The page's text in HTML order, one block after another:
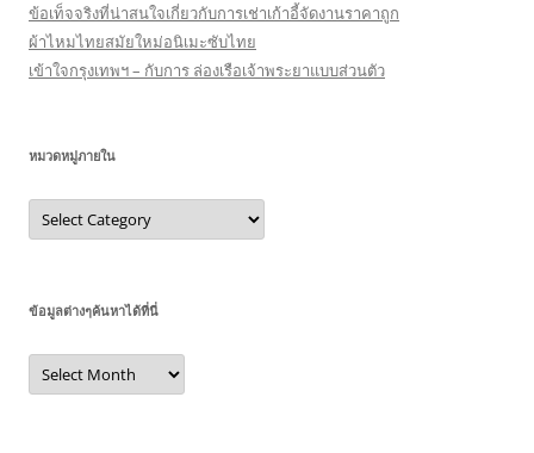
ข้อเท็จจริงที่น่าสนใจเกี่ยวกับการเช่าเก้าอี้จัดงานราคาถูก
ผ้าไหมไทยสมัยใหม่อนิเมะซับไทย
เข้าใจกรุงเทพฯ – กับการ ล่องเรือเจ้าพระยาแบบส่วนตัว
หมวดหมู่ภายใน
หมวด
หมู่
ภายใน
ข้อมูลต่างๆค้นหาได้ที่นี่
ข้อมูล
ต่างๆ
ค้นหา